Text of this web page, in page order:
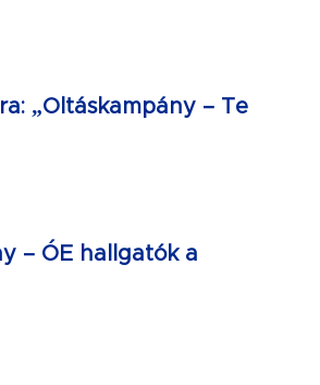
„Oltáskampány – Te
– ÓE hallgatók a